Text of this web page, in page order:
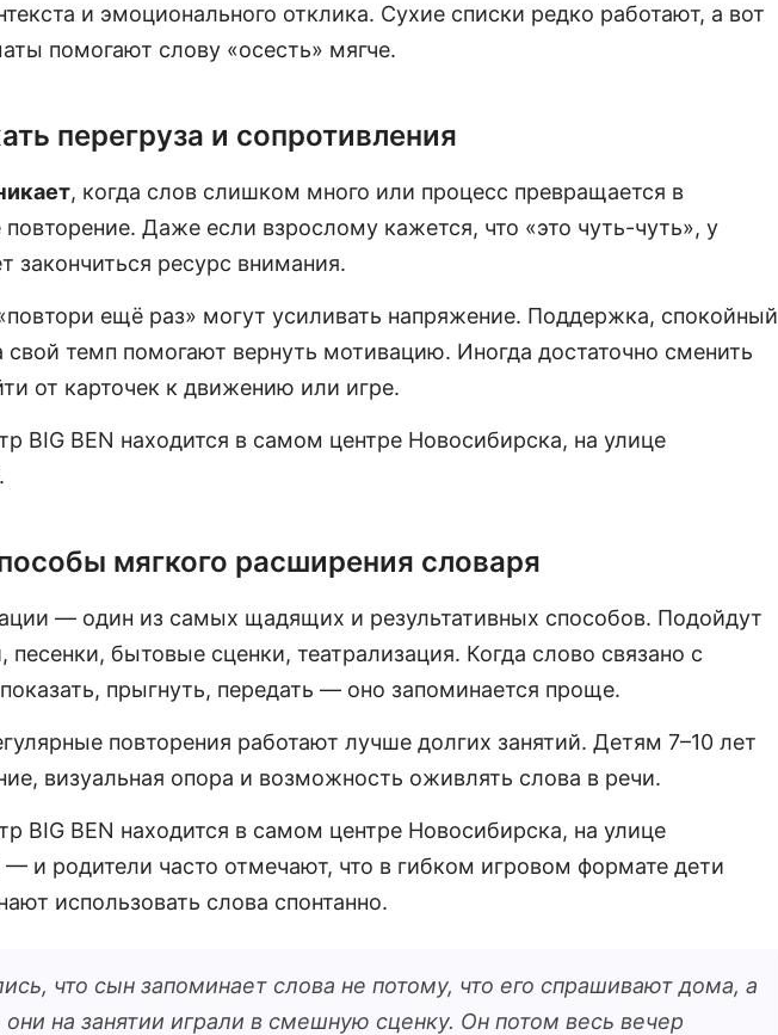
и эмоционального отклика. Сухие списки редко работают, а вот
помогают слову «осесть» мягче.
перегруза и сопротивления
, когда слов слишком много или процесс превращается в
Даже если взрослому кажется, что «это чуть-чуть», у
закончиться ресурс внимания.
ещё раз» могут усиливать напряжение. Поддержка, спокойный
свой темп помогают вернуть мотивацию. Иногда достаточно сменить
от карточек к движению или игре.
BIG BEN находится в самом центре Новосибирска, на улице
мягкого расширения словаря
— один из самых щадящих и результативных способов. Подойдут
песенки, бытовые сценки, театрализация. Когда слово связано с
прыгнуть, передать — оно запоминается проще.
повторения работают лучше долгих занятий. Детям 7–10 лет
визуальная опора и возможность оживлять слова в речи.
BIG BEN находится в самом центре Новосибирска, на улице
— и родители часто отмечают, что в гибком игровом формате дети
использовать слова спонтанно.
что сын запоминает слова не потому, что его спрашивают дома, а
они на занятии играли в смешную сценку. Он потом весь вечер